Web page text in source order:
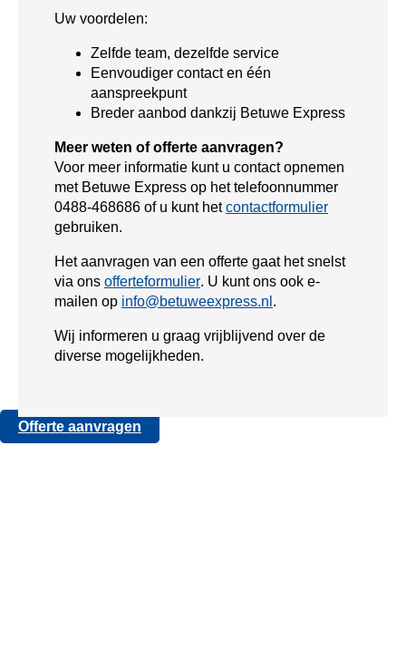
Uw voordelen:
Zelfde team, dezelfde service
Eenvoudiger contact en één
aanspreekpunt
Breder aanbod dankzij Betuwe Express
Meer weten of offerte aanvragen?
Voor meer informatie kunt u contact opnemen
met Betuwe Express op het telefoonnummer
0488-468686 of u kunt hetcontactformulier
gebruiken.
Het aanvragen van een offerte gaat het snelst
via ons offerteformulier. U kunt ons ook e-
mailen op info@betuweexpress.nl .
Wij informeren u graag vrijblijvend over de
diverse mogelijkheden.
Offerte aanvragen